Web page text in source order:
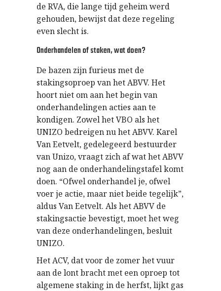
de RVA, die lange tijd geheim werd
gehouden, bewijst dat deze regeling
even slecht is.
Onderhandelen of staken, wat doen?
De bazen zijn furieus met de
stakingsoproep van het ABVV. Het
hoort niet om aan het begin van
onderhandelingen acties aan te
kondigen. Zowel het VBO als het
UNIZO bedreigen nu het ABVV. Karel
Van Eetvelt, gedelegeerd bestuurder
van Unizo, vraagt zich af wat het ABVV
nog aan de onderhandelingstafel komt
doen. “Ofwel onderhandel je, ofwel
voer je actie, maar niet beide tegelijk”,
aldus Van Eetvelt. Als het ABVV de
stakingsactie bevestigt, moet het weg
van deze onderhandelingen, besluit
UNIZO.
Het ACV, dat voor de zomer het vuur
aan de lont bracht met een oproep tot
algemene staking in de herfst, lijkt gas